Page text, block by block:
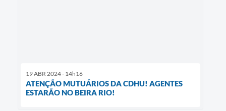
19 ABR 2024 - 14h16
ATENÇÃO MUTUÁRIOS DA CDHU! AGENTES
ESTARÃO NO BEIRA RIO!